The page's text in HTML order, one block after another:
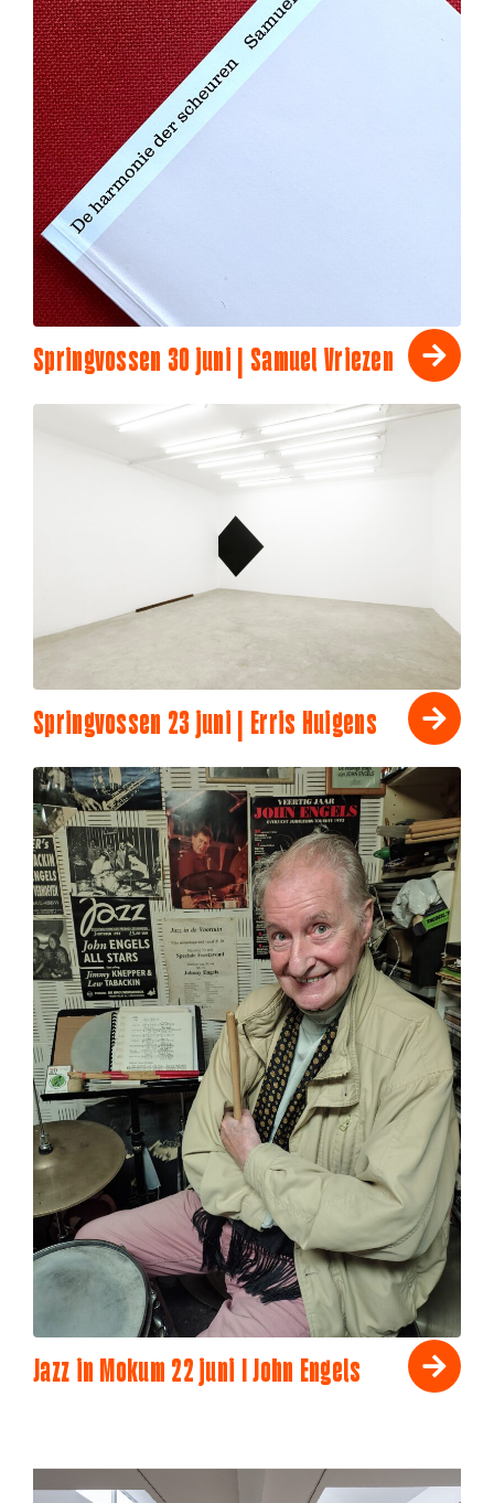
Springvossen 30 juni | Samuel Vriezen
Springvossen 23 juni | Erris Huigens
Jazz in Mokum 22 juni I John Engels